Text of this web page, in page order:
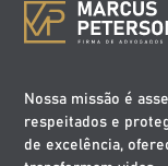
Nossa missão é
respeitados e
de excelência,